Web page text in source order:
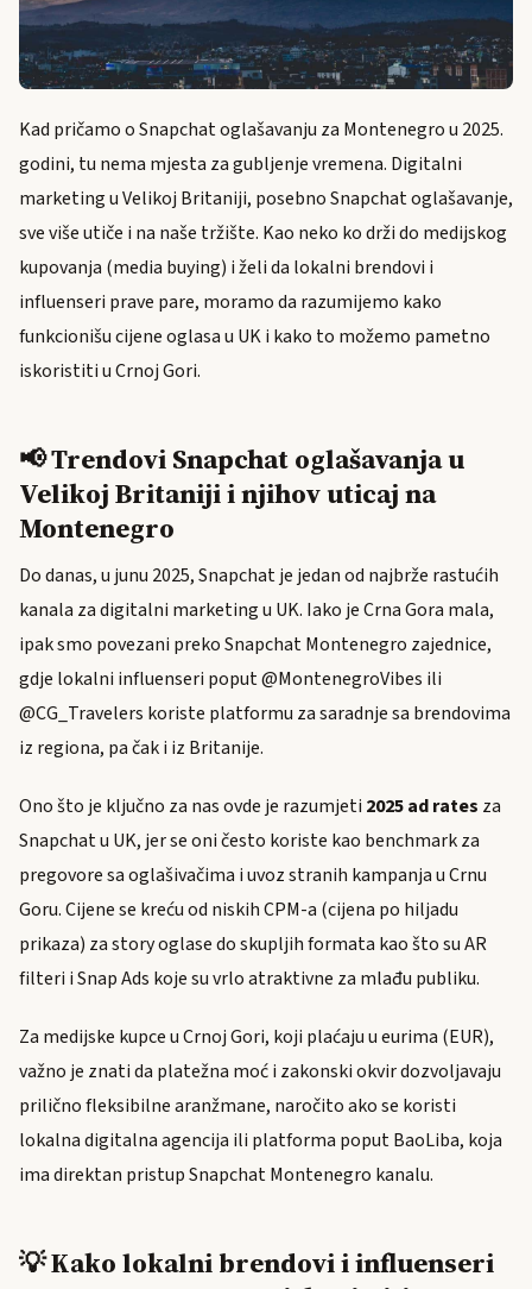
Kad pričamo o Snapchat oglašavanju za Montenegro u 2025.
godini, tu nema mjesta za gubljenje vremena. Digitalni
marketing u Velikoj Britaniji, posebno Snapchat oglašavanje,
sve više utiče i na naše tržište. Kao neko ko drži do medijskog
kupovanja (media buying) i želi da lokalni brendovi i
influenseri prave pare, moramo da razumijemo kako
funkcionišu cijene oglasa u UK i kako to možemo pametno
iskoristiti u Crnoj Gori.
📢 Trendovi Snapchat oglašavanja u
Velikoj Britaniji i njihov uticaj na
Montenegro
Do danas, u junu 2025, Snapchat je jedan od najbrže rastućih
kanala za digitalni marketing u UK. Iako je Crna Gora mala,
ipak smo povezani preko Snapchat Montenegro zajednice,
gdje lokalni influenseri poput @MontenegroVibes ili
@CG_Travelers koriste platformu za saradnje sa brendovima
iz regiona, pa čak i iz Britanije.
Ono što je ključno za nas ovde je razumjeti 2025 ad rates za
Snapchat u UK, jer se oni često koriste kao benchmark za
pregovore sa oglašivačima i uvoz stranih kampanja u Crnu
Goru. Cijene se kreću od niskih CPM-a (cijena po hiljadu
prikaza) za story oglase do skupljih formata kao što su AR
filteri i Snap Ads koje su vrlo atraktivne za mlađu publiku.
Za medijske kupce u Crnoj Gori, koji plaćaju u eurima (EUR),
važno je znati da platežna moć i zakonski okvir dozvoljavaju
prilično fleksibilne aranžmane, naročito ako se koristi
lokalna digitalna agencija ili platforma poput BaoLiba, koja
ima direktan pristup Snapchat Montenegro kanalu.
💡 Kako lokalni brendovi i influenseri